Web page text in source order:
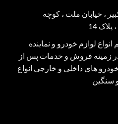
، خیابان ملت ، کوچه
14
لوازم خودرو و نماینده
زمینه فروش و خدمات پس از
های داخلی و خارجی انواع
سنگین